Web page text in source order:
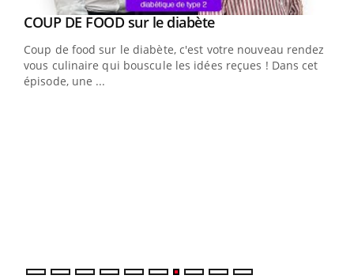
Youtube
COUP DE FOOD sur le diabèteYoutube
Coup de food sur le diabète, c'est votre nouveau rendez-
vous culinaire qui bouscule les idées reçues ! Dans cet
épisode, une ...